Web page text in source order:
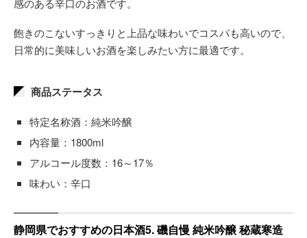
感のある辛口のお酒です。
飽きのこないすっきりと上品な味わいでコスパも高いので、
日常的に美味しいお酒を楽しみたい方に最適です。
商品ステータス
特定名称酒：純米吟醸
内容量：1800ml
アルコール度数：16～17％
味わい：辛口
静岡県でおすすめの日本酒5. 磯自慢 純米吟醸 秘蔵寒造